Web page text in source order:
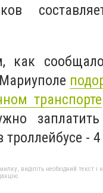
как
транспорте
троллейбусе -
виділіть необхідний текст і